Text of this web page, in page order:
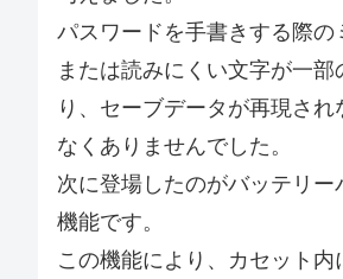
パスワードを手書きする際の
または読みにくい文字が一部
り、セーブデータが再現され
なくありませんでした。
次に登場したのがバッテリー
機能です。
この機能により、カセット内